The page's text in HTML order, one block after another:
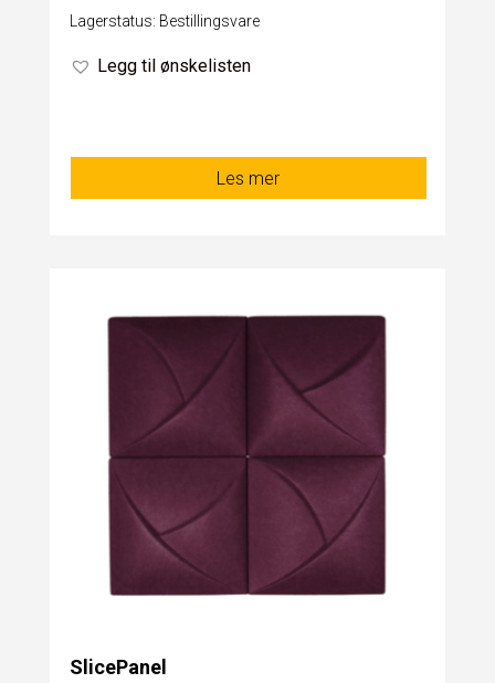
Lagerstatus: Bestillingsvare
Legg til ønskelisten
Les mer
SlicePanel